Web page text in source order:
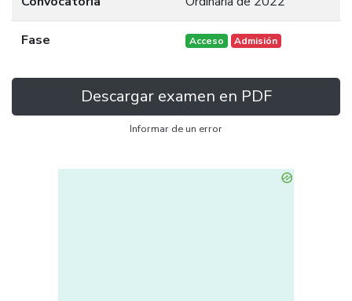
Fase Acceso Admisión
Descargar examen en PDF
Informar de un error